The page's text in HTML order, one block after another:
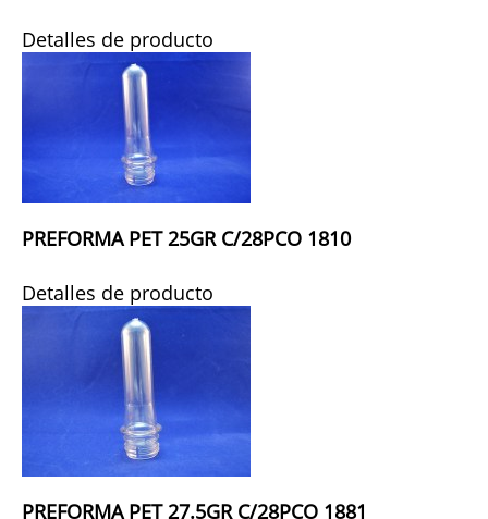
Detalles de producto
PREFORMA PET 25GR C/28PCO 1810
Detalles de producto
PREFORMA PET 27.5GR C/28PCO 1881